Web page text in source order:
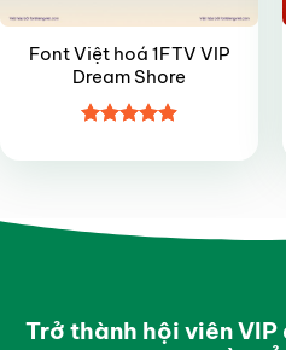
Font Việt hoá 1FTV VIP
Dream Shore
hạng4.95
Trở thành hội viên